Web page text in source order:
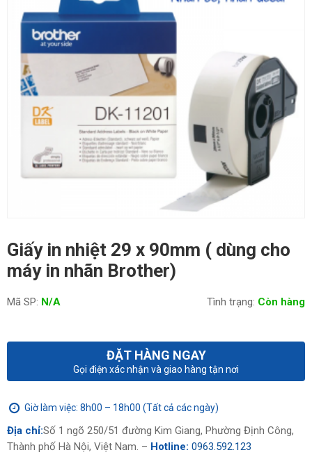
Giấy in nhiệt 29 x 90mm ( dùng cho
máy in nhãn Brother)
Mã SP: N/A Tình trạng: Còn hàng
ĐẶT HÀNG NGAY
Gọi điện xác nhận và giao hàng tận nơi
Giờ làm việc: 8h00 – 18h00 (Tất cả các ngày)
Địa chỉ:Số 1 ngõ 250/51 đường Kim Giang, Phường Định Công,
Thành phố Hà Nội, Việt Nam. – Hotline: 0963.592.123